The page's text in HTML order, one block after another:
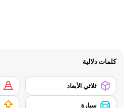
كلمات دلالية
ثلاثي الأبعاد
سيارة